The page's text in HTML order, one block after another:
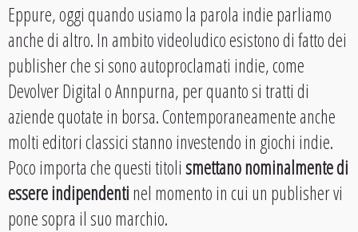
Eppure, oggi quando usiamo la parola indie parliamo
anche di altro. In ambito videoludico esistono di fatto dei
publisher che si sono autoproclamati indie, come
Devolver Digital o Annpurna, per quanto si tratti di
aziende quotate in borsa. Contemporaneamente anche
molti editori classici stanno investendo in giochi indie.
Poco importa che questi titolismettano nominalmente di
essere indipendentinel momento in cui un publisher vi
pone sopra il suo marchio.